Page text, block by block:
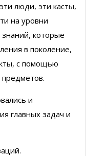
люди, эти касты,
на уровни
которые
в поколение,
с помощью
и
главных задач и